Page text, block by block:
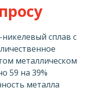
сплав с
металлическом
59 на 39%
металла